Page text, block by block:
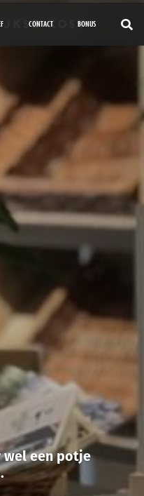
CONTACT BONUS
wel een potje